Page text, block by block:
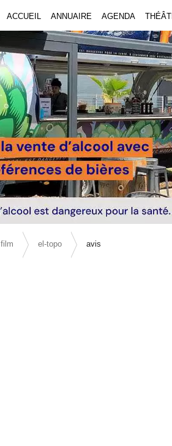
ACCUEIL ANNUAIRE AGENDA
film el-topo avis